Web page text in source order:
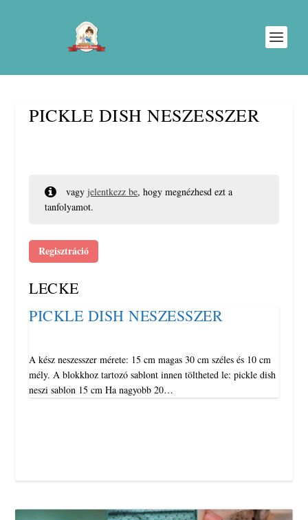
PICKLE DISH NESZESSZER
vagyjelentkezz be, hogy megnézhesd ezt a
tanfolyamot.
Regisztráció
LECKE
PICKLE DISH NESZESSZER
A kész neszesszer mérete: 15 cm magas 30 cm széles és 10 cm
mély. A blokkhoz tartozó sablont innen töltheted le: pickle dish
neszi sablon 15 cm Ha nagyobb 20…